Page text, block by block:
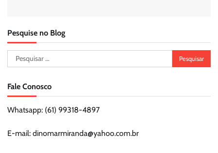
Pesquise no Blog
Pesquisar
por:
Fale Conosco
Whatsapp: (61) 99318-4897
E-mail: dinomarmiranda@yahoo.com.br